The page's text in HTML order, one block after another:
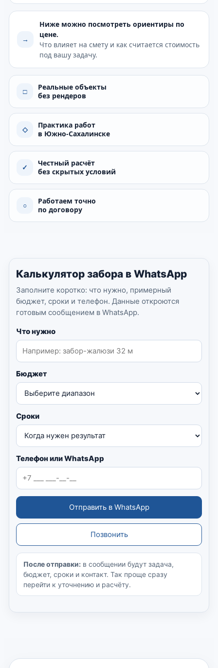
→
Ниже можно посмотреть ориентиры по
цене.
Что влияет на смету и как считается стоимость
под вашу задачу.
□
Реальные объекты
без рендеров
◇
Практика работ
в Южно-Сахалинске
✓
Честный расчёт
без скрытых условий
○
Работаем точно
по договору
Калькулятор забора в WhatsApp
Заполните коротко: что нужно, примерный
бюджет, сроки и телефон. Данные откроются
готовым сообщением в WhatsApp.
Что нужно
Бюджет
Сроки
Телефон или WhatsApp
Отправить в WhatsApp
Позвонить
После отправки: в сообщении будут задача,
бюджет, сроки и контакт. Так проще сразу
перейти к уточнению и расчёту.